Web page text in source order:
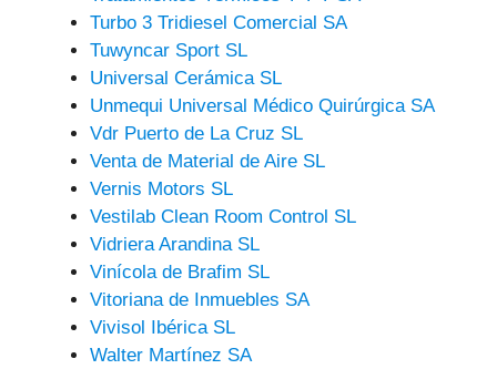
Turbo 3 Tridiesel Comercial SA
Tuwyncar Sport SL
Universal Cerámica SL
Unmequi Universal Médico Quirúrgica SA
Vdr Puerto de La Cruz SL
Venta de Material de Aire SL
Vernis Motors SL
Vestilab Clean Room Control SL
Vidriera Arandina SL
Vinícola de Brafim SL
Vitoriana de Inmuebles SA
Vivisol Ibérica SL
Walter Martínez SA